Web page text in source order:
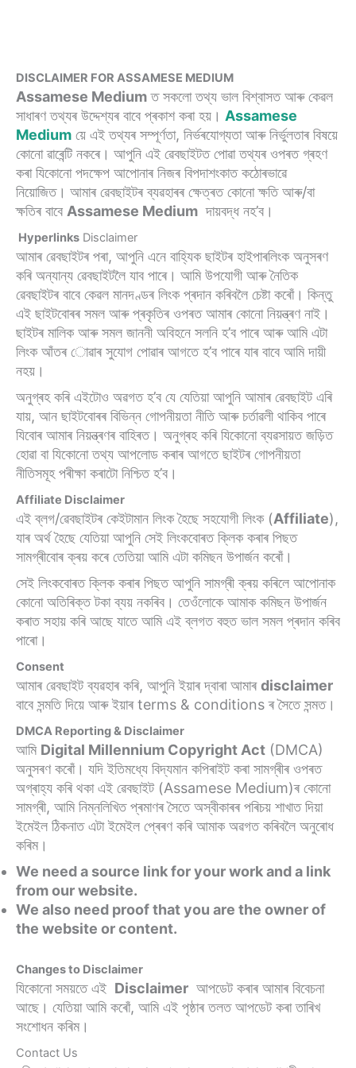
DISCLAIMER FOR ASSAMESE MEDIUM
Assamese Mediumত সকলো তথ্য ভাল বিশ্বাসত আৰু কেৱল
সাধাৰণ তথ্যৰ উদ্দেশ্যৰ বাবে প্ৰকাশ কৰা হয়। Assamese
Medium য়ে এই তথ্যৰ সম্পূৰ্ণতা, নিৰ্ভৰযোগ্যতা আৰু নিৰ্ভুলতাৰ বিষয়ে
কোনো ৱাৰেন্টি নকৰে। আপুনি এই ৱেবছাইটত পোৱা তথ্যৰ ওপৰত গ্ৰহণ
কৰা যিকোনো পদক্ষেপ আপোনাৰ নিজৰ বিপদাশংকাত কঠোৰভাৱে
নিয়োজিত। আমাৰ ৱেবছাইটৰ ব্যৱহাৰৰ ক্ষেত্ৰত কোনো ক্ষতি আৰু/বা
ক্ষতিৰ বাবে Assamese Medium দায়বদ্ধ নহ’ব।
Hyperlinks Disclaimer
আমাৰ ৱেবছাইটৰ পৰা, আপুনি এনে বাহ্যিক ছাইটৰ হাইপাৰলিংক অনুসৰণ
কৰি অন্যান্য ৱেবছাইটলৈ যাব পাৰে। আমি উপযোগী আৰু নৈতিক
ৱেবছাইটৰ বাবে কেৱল মানদণ্ডৰ লিংক প্ৰদান কৰিবলৈ চেষ্টা কৰোঁ। কিন্তু
এই ছাইটবোৰৰ সমল আৰু প্ৰকৃতিৰ ওপৰত আমাৰ কোনো নিয়ন্ত্ৰণ নাই।
ছাইটৰ মালিক আৰু সমল জাননী অবিহনে সলনি হ’ব পাৰে আৰু আমি এটা
লিংক আঁতৰ োৱাৰ সুযোগ পোৱাৰ আগতে হ’ব পাৰে যাৰ বাবে আমি দায়ী
নহয়।
অনুগ্ৰহ কৰি এইটোও অৱগত হ’ব যে যেতিয়া আপুনি আমাৰ ৱেবছাইট এৰি
যায়, আন ছাইটবোৰৰ বিভিন্ন গোপনীয়তা নীতি আৰু চৰ্তাৱলী থাকিব পাৰে
যিবোৰ আমাৰ নিয়ন্ত্ৰণৰ বাহিৰত। অনুগ্ৰহ কৰি যিকোনো ব্যৱসায়ত জড়িত
হোৱা বা যিকোনো তথ্য আপলোড কৰাৰ আগতে ছাইটৰ গোপনীয়তা
নীতিসমূহ পৰীক্ষা কৰাটো নিশ্চিত হ’ব।
Affiliate Disclaimer
এই ব্লগ/ৱেবছাইটৰ কেইটামান লিংক হৈছে সহযোগী লিংক (Affiliate),
যাৰ অৰ্থ হৈছে যেতিয়া আপুনি সেই লিংকবোৰত ক্লিক কৰাৰ পিছত
সামগ্ৰীবোৰ ক্ৰয় কৰে তেতিয়া আমি এটা কমিছন উপাৰ্জন কৰোঁ।
সেই লিংকবোৰত ক্লিক কৰাৰ পিছত আপুনি সামগ্ৰী ক্ৰয় কৰিলে আপোনাক
কোনো অতিৰিক্ত টকা ব্যয় নকৰিব। তেওঁলোকে আমাক কমিছন উপাৰ্জন
কৰাত সহায় কৰি আছে যাতে আমি এই ব্লগত বহুত ভাল সমল প্ৰদান কৰিব
পাৰো।
Consent
আমাৰ ৱেবছাইট ব্যৱহাৰ কৰি, আপুনি ইয়াৰ দ্বাৰা আমাৰdisclaimer
বাবে সন্মতি দিয়ে আৰু ইয়াৰ terms & conditions ৰ সৈতে সন্মত।
DMCA Reporting & Disclaimer
আমি Digital Millennium Copyright Act (DMCA)
অনুসৰণ কৰোঁ। যদি ইতিমধ্যে বিদ্যমান কপিৰাইট কৰা সামগ্ৰীৰ ওপৰত
অগ্ৰাহ্য কৰি থকা এই ৱেবছাইট (Assamese Medium)ৰ কোনো
সামগ্ৰী, আমি নিম্নলিখিত প্ৰমাণৰ সৈতে অস্বীকাৰৰ পৰিচয় শাখাত দিয়া
ইমেইল ঠিকনাত এটা ইমেইল প্ৰেৰণ কৰি আমাক অৱগত কৰিবলৈ অনুৰোধ
কৰিম।
We need a source link for your work and a link
from our website.
We also need proof that you are the owner of
the website or content.
Changes to Disclaimer
যিকোনো সময়তে এই Disclaimer আপডেট কৰাৰ আমাৰ বিবেচনা
আছে। যেতিয়া আমি কৰোঁ, আমি এই পৃষ্ঠাৰ তলত আপডেট কৰা তাৰিখ
সংশোধন কৰিম।
Contact Us